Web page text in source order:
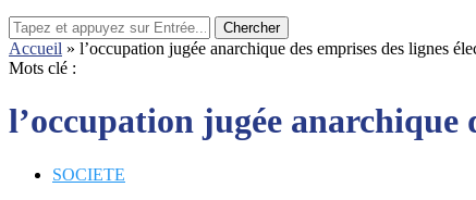
Chercher
Accueil » l’occupation jugée anarchique des emprises des lignes
Mots clé :
l’occupation jugée anarchique
SOCIETE